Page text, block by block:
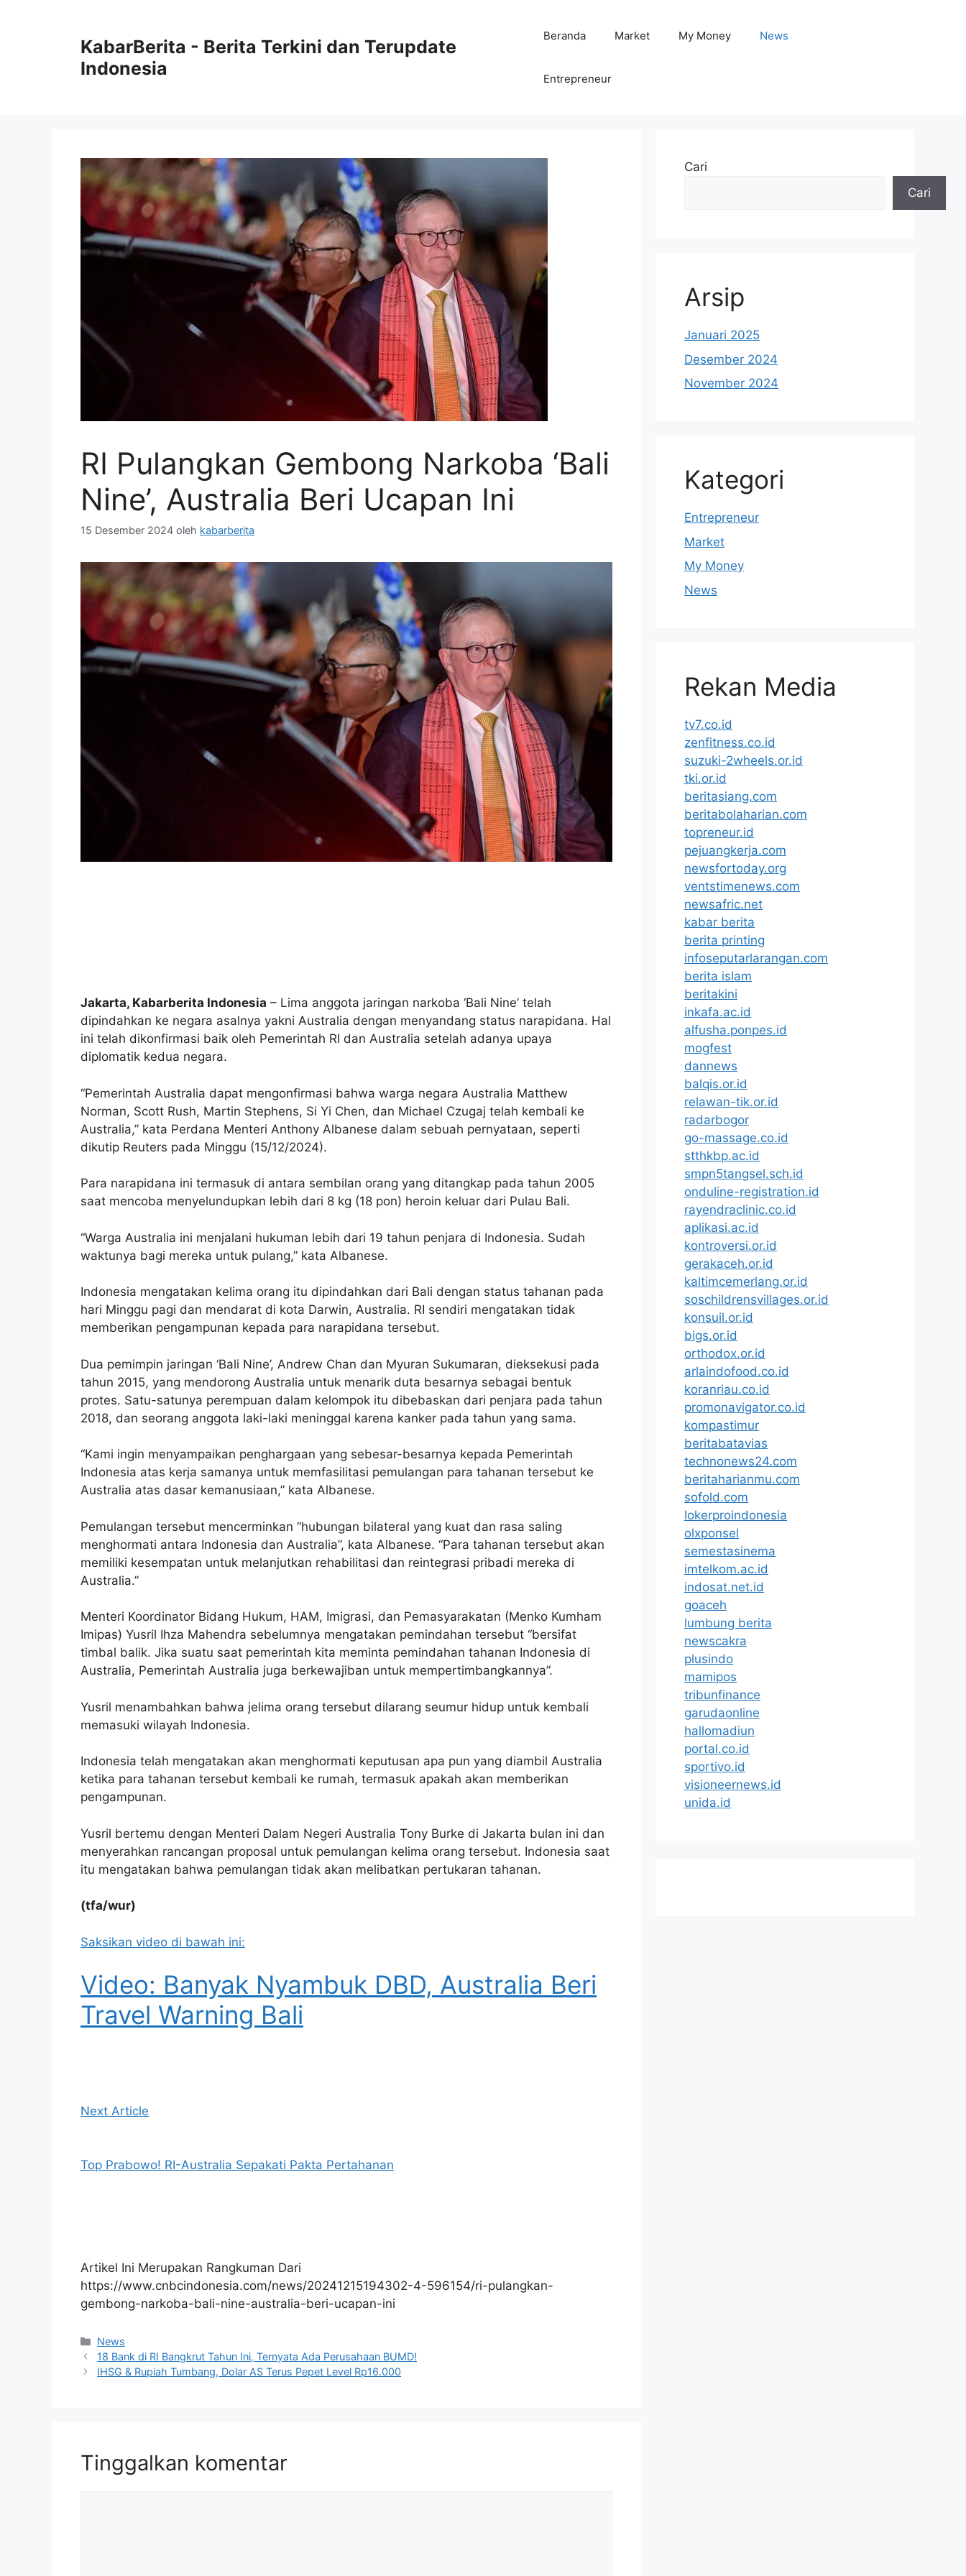
KabarBerita - Berita Terkini dan Terupdate
Indonesia
Beranda Market My Money News
Entrepreneur
RI Pulangkan Gembong Narkoba ‘Bali
Nine’, Australia Beri Ucapan Ini
15 Desember 2024 oleh kabarberita
Jakarta, Kabarberita Indonesia – Lima anggota jaringan narkoba ‘Bali Nine’ telah
dipindahkan ke negara asalnya yakni Australia dengan menyandang status narapidana. Hal
ini telah dikonfirmasi baik oleh Pemerintah RI dan Australia setelah adanya upaya
diplomatik kedua negara.
“Pemerintah Australia dapat mengonfirmasi bahwa warga negara Australia Matthew
Norman, Scott Rush, Martin Stephens, Si Yi Chen, dan Michael Czugaj telah kembali ke
Australia,” kata Perdana Menteri Anthony Albanese dalam sebuah pernyataan, seperti
dikutip Reuters pada Minggu (15/12/2024).
Para narapidana ini termasuk di antara sembilan orang yang ditangkap pada tahun 2005
saat mencoba menyelundupkan lebih dari 8 kg (18 pon) heroin keluar dari Pulau Bali.
“Warga Australia ini menjalani hukuman lebih dari 19 tahun penjara di Indonesia. Sudah
waktunya bagi mereka untuk pulang,” kata Albanese.
Indonesia mengatakan kelima orang itu dipindahkan dari Bali dengan status tahanan pada
hari Minggu pagi dan mendarat di kota Darwin, Australia. RI sendiri mengatakan tidak
memberikan pengampunan kepada para narapidana tersebut.
Dua pemimpin jaringan ‘Bali Nine’, Andrew Chan dan Myuran Sukumaran, dieksekusi pada
tahun 2015, yang mendorong Australia untuk menarik duta besarnya sebagai bentuk
protes. Satu-satunya perempuan dalam kelompok itu dibebaskan dari penjara pada tahun
2018, dan seorang anggota laki-laki meninggal karena kanker pada tahun yang sama.
“Kami ingin menyampaikan penghargaan yang sebesar-besarnya kepada Pemerintah
Indonesia atas kerja samanya untuk memfasilitasi pemulangan para tahanan tersebut ke
Australia atas dasar kemanusiaan,” kata Albanese.
Pemulangan tersebut mencerminkan “hubungan bilateral yang kuat dan rasa saling
menghormati antara Indonesia dan Australia”, kata Albanese. “Para tahanan tersebut akan
memiliki kesempatan untuk melanjutkan rehabilitasi dan reintegrasi pribadi mereka di
Australia.”
Menteri Koordinator Bidang Hukum, HAM, Imigrasi, dan Pemasyarakatan (Menko Kumham
Imipas) Yusril Ihza Mahendra sebelumnya mengatakan pemindahan tersebut “bersifat
timbal balik. Jika suatu saat pemerintah kita meminta pemindahan tahanan Indonesia di
Australia, Pemerintah Australia juga berkewajiban untuk mempertimbangkannya”.
Yusril menambahkan bahwa jelima orang tersebut dilarang seumur hidup untuk kembali
memasuki wilayah Indonesia.
Indonesia telah mengatakan akan menghormati keputusan apa pun yang diambil Australia
ketika para tahanan tersebut kembali ke rumah, termasuk apakah akan memberikan
pengampunan.
Yusril bertemu dengan Menteri Dalam Negeri Australia Tony Burke di Jakarta bulan ini dan
menyerahkan rancangan proposal untuk pemulangan kelima orang tersebut. Indonesia saat
itu mengatakan bahwa pemulangan tidak akan melibatkan pertukaran tahanan.
(tfa/wur)
Saksikan video di bawah ini:
Video: Banyak Nyambuk DBD, Australia Beri
Travel Warning Bali
Next Article
Top Prabowo! RI-Australia Sepakati Pakta Pertahanan
Artikel Ini Merupakan Rangkuman Dari
https://www.cnbcindonesia.com/news/20241215194302-4-596154/ri-pulangkan-
gembong-narkoba-bali-nine-australia-beri-ucapan-ini
Kategori
News
18 Bank di RI Bangkrut Tahun Ini, Ternyata Ada Perusahaan BUMD!
IHSG & Rupiah Tumbang, Dolar AS Terus Pepet Level Rp16.000
Tinggalkan komentar
Cari
Cari
Arsip
Januari 2025
Desember 2024
November 2024
Kategori
Entrepreneur
Market
My Money
News
Rekan Media
tv7.co.id
zenfitness.co.id
suzuki-2wheels.or.id
tki.or.id
beritasiang.com
beritabolaharian.com
topreneur.id
pejuangkerja.com
newsfortoday.org
ventstimenews.com
newsafric.net
kabar berita
berita printing
infoseputarlarangan.com
berita islam
beritakini
inkafa.ac.id
alfusha.ponpes.id
mogfest
dannews
balqis.or.id
relawan-tik.or.id
radarbogor
go-massage.co.id
stthkbp.ac.id
smpn5tangsel.sch.id
onduline-registration.id
rayendraclinic.co.id
aplikasi.ac.id
kontroversi.or.id
gerakaceh.or.id
kaltimcemerlang.or.id
soschildrensvillages.or.id
konsuil.or.id
bigs.or.id
orthodox.or.id
arlaindofood.co.id
koranriau.co.id
promonavigator.co.id
kompastimur
beritabatavias
technonews24.com
beritaharianmu.com
sofold.com
lokerproindonesia
olxponsel
semestasinema
imtelkom.ac.id
indosat.net.id
goaceh
lumbung berita
newscakra
plusindo
mamipos
tribunfinance
garudaonline
hallomadiun
portal.co.id
sportivo.id
visioneernews.id
unida.id